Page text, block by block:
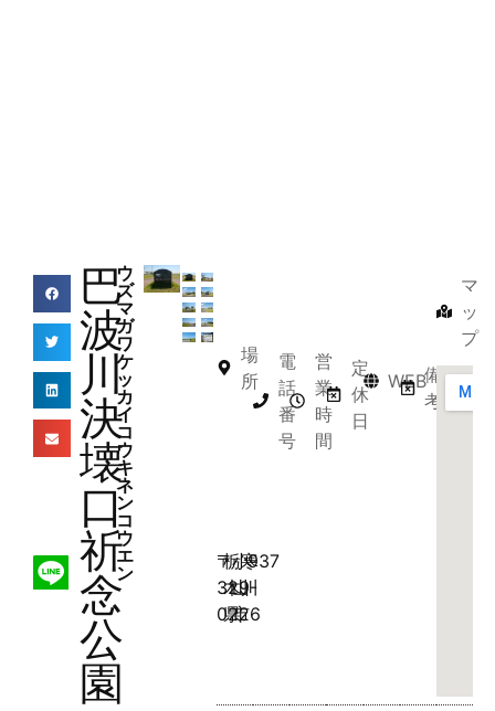
巴
波
川
決
壊
口
祈
念
公
園
ウ
ズ
マ
ガ
ワ
ケ
ッ
カ
イ
コ
ウ
キ
ネ
ン
コ
ウ
エ
ン
場
所
〒
329-
0226
栃
木
県
小
山
市
寒
川
937
電
話
番
号
営
業
時
間
定
休
日
WEB備
考
マ
ッ
プ